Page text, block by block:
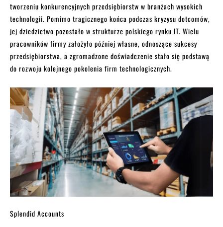
tworzeniu konkurencyjnych przedsiębiorstw w branżach wysokich
technologii. Pomimo tragicznego końca podczas kryzysu dotcomów,
jej dziedzictwo pozostało w strukturze polskiego rynku IT. Wielu
pracowników firmy założyło później własne, odnoszące sukcesy
przedsiębiorstwa, a zgromadzone doświadczenie stało się podstawą
do rozwoju kolejnego pokolenia firm technologicznych.
Splendid Accounts